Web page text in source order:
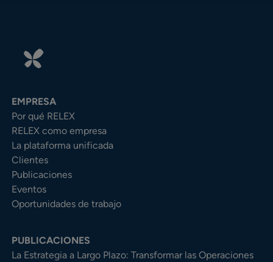
EMPRESA
Por qué RELEX
RELEX como empresa
La plataforma unificada
Clientes
Publicaciones
Eventos
Oportunidades de trabajo
PUBLICACIONES
La Estrategia a Largo Plazo: Transformar las Operaciones